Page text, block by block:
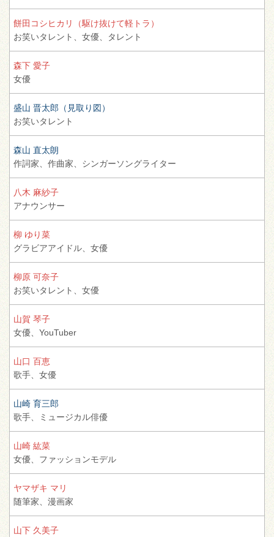
餅田コシヒカリ（駆け抜けて軽トラ）
お笑いタレント、 女優、 タレント
森下 愛子
女優
盛山 晋太郎（見取り図）
お笑いタレント
森山 直太朗
作詞家、 作曲家、 シンガーソングライター
八木 麻紗子
アナウンサー
柳 ゆり菜
グラビアアイドル、 女優
柳原 可奈子
お笑いタレント、 女優
山賀 琴子
女優、 YouTuber
山口 百恵
歌手、 女優
山崎 育三郎
歌手、
ミュージカル俳優
山崎 紘菜
女優、 ファッションモデル
ヤマザキ マリ
随筆家、 漫画家
山下 久美子